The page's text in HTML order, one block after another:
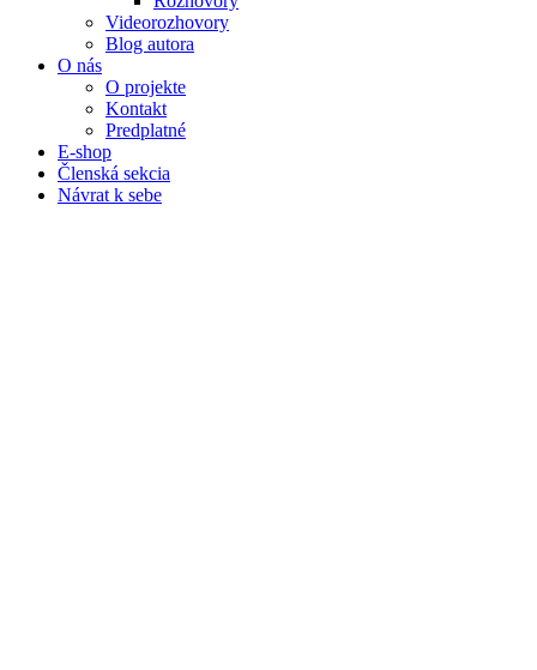
Videorozhovory
Blog autora
O nás
O projekte
Kontakt
Predplatné
E-shop
Členská sekcia
Návrat k sebe